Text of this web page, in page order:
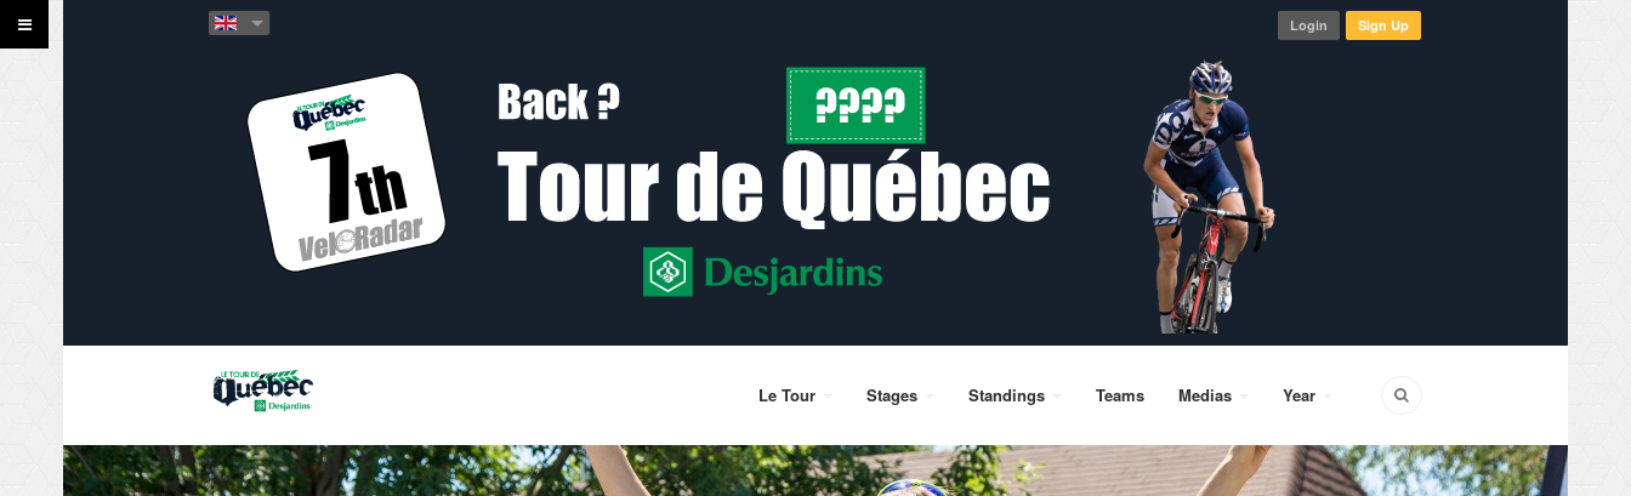
Login Sign Up
Le Tour Stages Standings Teams Medias Year
Défi d'automne 2021 du
Tour de Québec